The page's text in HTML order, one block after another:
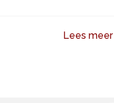
Lees meer